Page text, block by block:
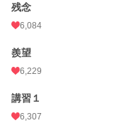
残念
6,084
羨望
6,229
講習１
6,307